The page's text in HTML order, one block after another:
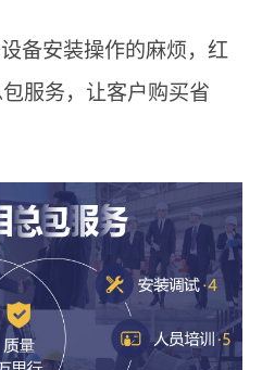
备安装操作的麻烦，红
服务，让客户购买省